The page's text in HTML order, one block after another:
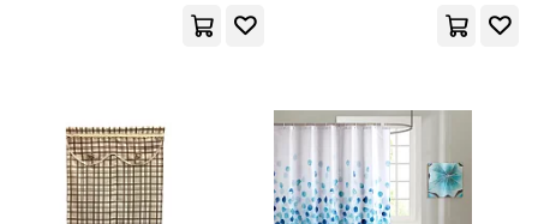
洋洋兔(22)
童趣出版有限公司(22)
暨南大學出版社(147)
漢語大詞典出版社(146)